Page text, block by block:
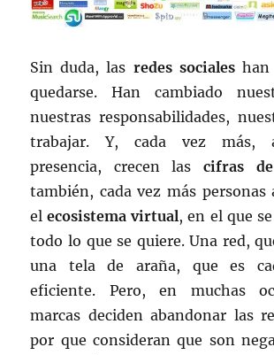
Sin duda, las redes socialeshan
quedarse. Han cambiado
nuestras responsabilidades,
trabajar. Y, cada vez más,
presencia, crecen las cifras
también, cada vez más personas
elecosistema virtual, en el que
todo lo que se quiere. Una red,
una tela de araña, que es
eficiente. Pero, en muchas
marcas deciden abandonar las
por que consideran que son